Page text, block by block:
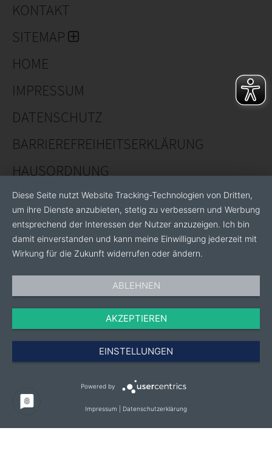
KONTAKT
SITEMAP
HOME
IMPRESSUM
DATENSCHUTZ
BARRIEREFREIHEITSERKLÄRUNG
HAUSORDNUNG
Diese Seite nutzt Website Tracking-Technologien von Dritten,
um ihre Dienste anzubieten, stetig zu verbessern und Werbung
entsprechend der Interessen der Nutzer anzuzeigen. Ich bin
damit einverstanden und kann meine Einwilligung jederzeit mit
Wirkung für die Zukunft widerrufen oder ändern.
ABLEHNEN
AKZEPTIEREN
EINSTELLUNGEN
Powered by
Impressum Datenschutzerklärung